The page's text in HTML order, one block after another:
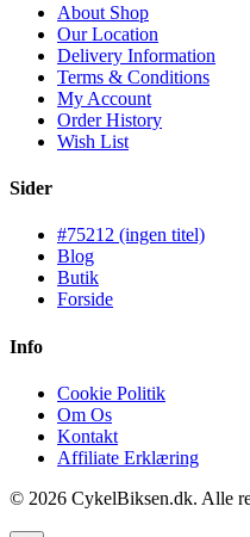
About Shop
Our Location
Delivery Information
Terms & Conditions
My Account
Order History
Wish List
Sider
#75212 (ingen titel)
Blog
Butik
Forside
Info
Cookie Politik
Om Os
Kontakt
Affiliate Erklæring
© 2026 CykelBiksen.dk. Alle